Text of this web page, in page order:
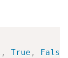
, True , False